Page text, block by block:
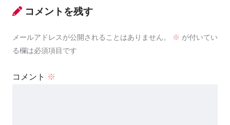
コメントを残す
メールアドレスが公開されることはありません。 ※ が付いてい
る欄は必須項目です
コメント ※